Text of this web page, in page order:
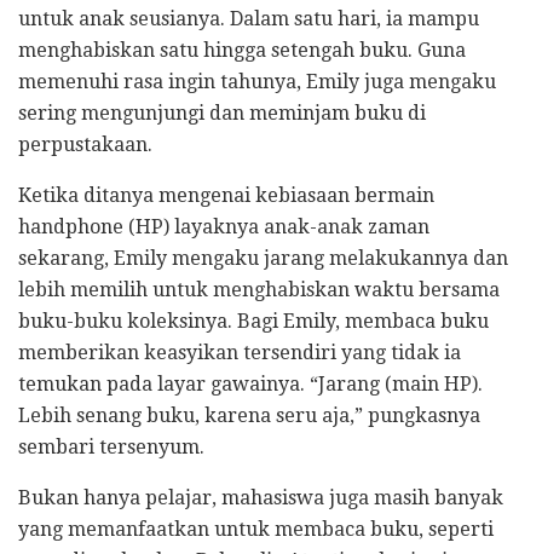
untuk anak seusianya. Dalam satu hari, ia mampu
menghabiskan satu hingga setengah buku. Guna
memenuhi rasa ingin tahunya, Emily juga mengaku
sering mengunjungi dan meminjam buku di
perpustakaan.
Ketika ditanya mengenai kebiasaan bermain
handphone (HP) layaknya anak-anak zaman
sekarang, Emily mengaku jarang melakukannya dan
lebih memilih untuk menghabiskan waktu bersama
buku-buku koleksinya. Bagi Emily, membaca buku
memberikan keasyikan tersendiri yang tidak ia
temukan pada layar gawainya. “Jarang (main HP).
Lebih senang buku, karena seru aja,” pungkasnya
sembari tersenyum.
Bukan hanya pelajar, mahasiswa juga masih banyak
yang memanfaatkan untuk membaca buku, seperti